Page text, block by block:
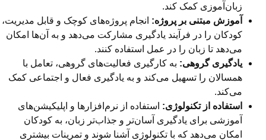
زبان‌آموزی کمک کند.
آموزش مبتنی بر پروژه: انجام پروژه‌های کوچک و قابل مدیریت،
کودکان را در فرآیند یادگیری مشارکت می‌دهد و به آن‌ها امکان
می‌دهد تا زبان را در عمل استفاده کنند.
یادگیری گروهی: به کارگیری فعالیت‌های گروهی، تعامل با
همسالان را تسهیل می‌کند و به یادگیری فعال و اجتماعی کمک
می‌کند.
استفاده از تکنولوژی: استفاده از نرم‌افزارها و اپلیکیشن‌های
آموزشی برای یادگیری آسان‌تر و جذاب‌تر زبان، به کودکان
امکان می‌دهد که با تکنولوژی آشنا شوند و تمرینات بیشتری